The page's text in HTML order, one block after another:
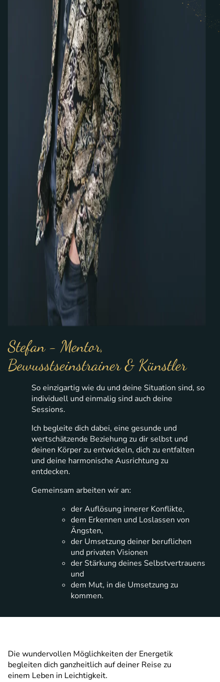
Stefan - Mentor,
Bewusstseinstrainer & Künstler
So einzigartig wie du und deine Situation sind, so
individuell und einmalig sind auch deine
Sessions.
Ich begleite dich dabei, eine gesunde und
wertschätzende Beziehung zu dir selbst und
deinen Körper zu entwickeln, dich zu entfalten
und deine harmonische Ausrichtung zu
entdecken.
Gemeinsam arbeiten wir an:
der Auflösung innerer Konflikte,
dem Erkennen und Loslassen von
Ängsten,
der Umsetzung deiner beruflichen
und privaten Visionen
der Stärkung deines Selbstvertrauens
und
dem Mut, in die Umsetzung zu
kommen.
Die wundervollen Möglichkeiten der Energetik
begleiten dich ganzheitlich auf deiner Reise zu
einem Leben in Leichtigkeit.